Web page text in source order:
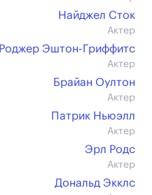
Найджел Сток
Актер
Роджер Эштон-Гриффитс
Актер
Брайан Оултон
Актер
Патрик Ньюэлл
Актер
Эрл Родс
Актер
Дональд Экклс